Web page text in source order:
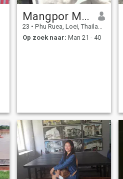
Mangpor Monthira
23 • Phu Ruea, Loei, Thailand
Op zoek naar: Man 21 - 40